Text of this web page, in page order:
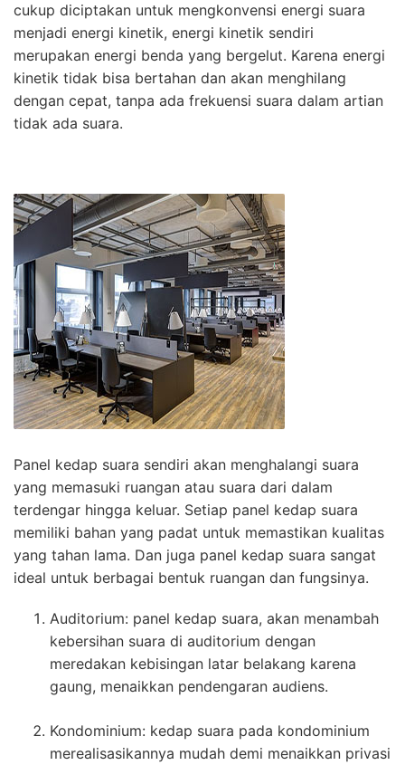
cukup diciptakan untuk mengkonvensi energi suara
menjadi energi kinetik, energi kinetik sendiri
merupakan energi benda yang bergelut. Karena energi
kinetik tidak bisa bertahan dan akan menghilang
dengan cepat, tanpa ada frekuensi suara dalam artian
tidak ada suara.
Panel kedap suara sendiri akan menghalangi suara
yang memasuki ruangan atau suara dari dalam
terdengar hingga keluar. Setiap panel kedap suara
memiliki bahan yang padat untuk memastikan kualitas
yang tahan lama. Dan juga panel kedap suara sangat
ideal untuk berbagai bentuk ruangan dan fungsinya.
Auditorium: panel kedap suara, akan menambah
kebersihan suara di auditorium dengan
meredakan kebisingan latar belakang karena
gaung, menaikkan pendengaran audiens.
Kondominium: kedap suara pada kondominium
merealisasikannya mudah demi menaikkan privasi